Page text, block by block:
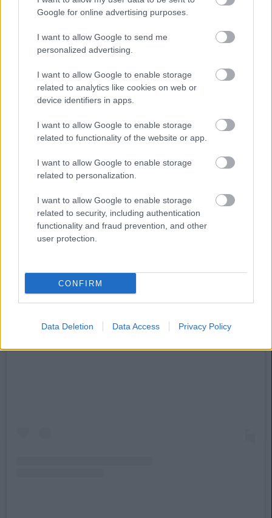
Google for online advertising purposes.
I want to allow Google to send me
personalized advertising.
I want to allow Google to enable storage
related to analytics like cookies on web or
device identifiers in apps.
I want to allow Google to enable storage
related to functionality of the website or app.
I want to allow Google to enable storage
related to personalization.
I want to allow Google to enable storage
related to security, including authentication
functionality and fraud prevention, and other
user protection.
CONFIRM
Data Deletion Data Access Privacy Policy
lesionado, el club blanquivioleta ha puesto sus ojos en
Athletic.
operación e incluso especula que podría estar disponible
para el partido del viernes contra el Huesca. Kodro sólo ha
disputado tres encuentros de Liga con el Athletic en